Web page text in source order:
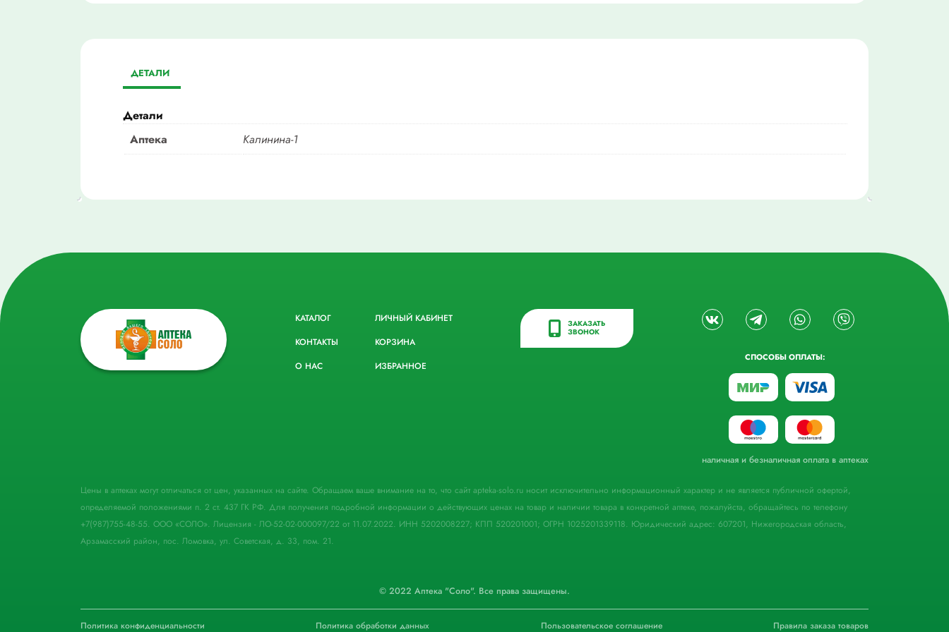
ДЕТАЛИ
Детали
Аптека
Калинина-1
КАТАЛОГ
КОНТАКТЫ
О НАС
ЛИЧНЫЙ КАБИНЕТ
КОРЗИНА
ИЗБРАННОЕ
ЗАКАЗАТЬ
ЗВОНОК
СПОСОБЫ ОПЛАТЫ:
наличная и безналичная оплата в аптеках
Цены в аптеках могут отличаться от цен, указанных на сайте. Обращаем ваше внимание на то, что сайт apteka-solo.ru носит исключительно информационный характер и не является публичной офертой,
определяемой положениями п. 2 ст. 437 ГК РФ. Для получения подробной информации о действующих ценах на товар и наличии товара в конкретной аптеке, пожалуйста, обращайтесь по телефону
+7(987)755-48-55. ООО «СОЛО». Лицензия - ЛО-52-02-000097/22 от 11.07.2022. ИНН 5202008227; КПП 520201001; ОГРН 1025201339118. Юридический адрес: 607201, Нижегородская область,
Арзамасский район, пос. Ломовка, ул. Советская, д. 33, пом. 21.
© 2022 Аптека "Соло". Все права защищены.
Политика конфиденциальности Политика обработки данных Пользовательское соглашение Правила заказа товаров